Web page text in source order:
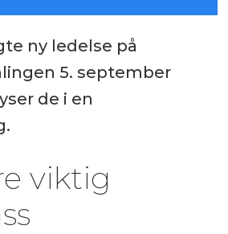
ny ledelse på
5. september
de i en
viktig